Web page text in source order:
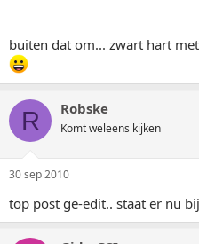
buiten dat om... zwart hart
R Robske
Komt weleens kijken
30 sep 2010
top post ge-edit.. staat er nu